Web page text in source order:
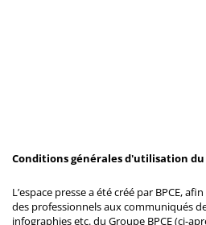
Conditions générales d'utilisation du
L’espace presse a été créé par BPCE,
des professionnels aux communiqués
infographies etc. du Groupe BPCE (ci-